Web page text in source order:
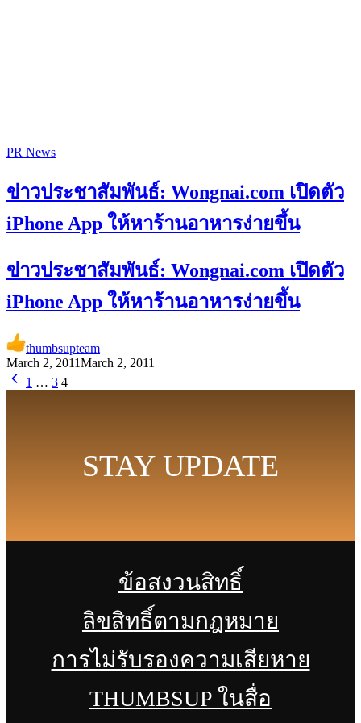
PR News
ข่าวประชาสัมพันธ์: Wongnai.com เปิดตัว
iPhone App ให้หาร้านอาหารง่ายขึ้น
ข่าวประชาสัมพันธ์: Wongnai.com เปิดตัว
iPhone App ให้หาร้านอาหารง่ายขึ้น
thumbsupteam
March 2, 2011March 2, 2011
1 … 3 4
STAY UPDATE
ข้อสงวนสิทธิ์
ลิขสิทธิ์ตามกฎหมาย
การไม่รับรองความเสียหาย
THUMBSUP ในสื่อ